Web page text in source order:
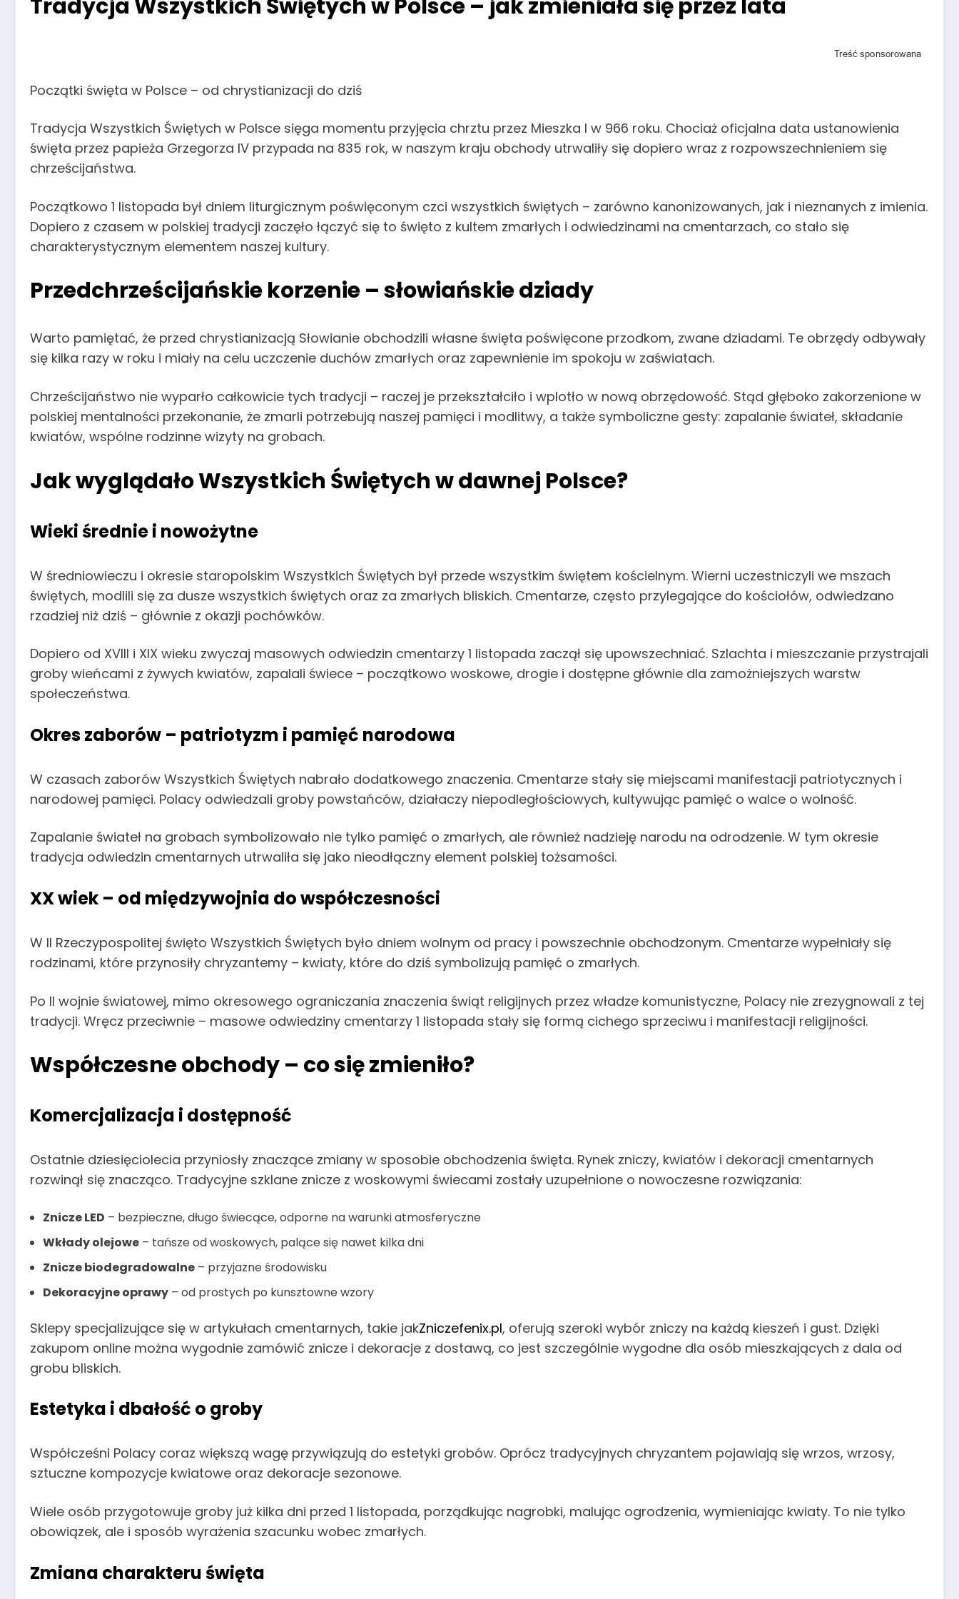
Tradycja Wszystkich Świętych w Polsce – jak zmieniała się przez lata
Początki święta w Polsce – od chrystianizacji do dziś
Tradycja Wszystkich Świętych w Polsce sięga momentu przyjęcia chrztu przez Mieszka I w 966 roku. Chociaż oficjalna data ustanowienia
święta przez papieża Grzegorza IV przypada na 835 rok, w naszym kraju obchody utrwaliły się dopiero wraz z rozpowszechnieniem się
chrześcijaństwa.
Początkowo 1 listopada był dniem liturgicznym poświęconym czci wszystkich świętych – zarówno kanonizowanych, jak i nieznanych z imienia.
Dopiero z czasem w polskiej tradycji zaczęło łączyć się to święto z kultem zmarłych i odwiedzinami na cmentarzach, co stało się
charakterystycznym elementem naszej kultury.
Przedchrześcijańskie korzenie – słowiańskie dziady
Warto pamiętać, że przed chrystianizacją Słowianie obchodzili własne święta poświęcone przodkom, zwane dziadami. Te obrzędy odbywały
się kilka razy w roku i miały na celu uczczenie duchów zmarłych oraz zapewnienie im spokoju w zaświatach.
Chrześcijaństwo nie wyparło całkowicie tych tradycji – raczej je przekształciło i wplotło w nową obrzędowość. Stąd głęboko zakorzenione w
polskiej mentalności przekonanie, że zmarli potrzebują naszej pamięci i modlitwy, a także symboliczne gesty: zapalanie świateł, składanie
kwiatów, wspólne rodzinne wizyty na grobach.
Jak wyglądało Wszystkich Świętych w dawnej Polsce?
Wieki średnie i nowożytne
W średniowieczu i okresie staropolskim Wszystkich Świętych był przede wszystkim świętem kościelnym. Wierni uczestniczyli we mszach
świętych, modlili się za dusze wszystkich świętych oraz za zmarłych bliskich. Cmentarze, często przylegające do kościołów, odwiedzano
rzadziej niż dziś – głównie z okazji pochówków.
Dopiero od XVIII i XIX wieku zwyczaj masowych odwiedzin cmentarzy 1 listopada zaczął się upowszechniać. Szlachta i mieszczanie przystrajali
groby wieńcami z żywych kwiatów, zapalali świece – początkowo woskowe, drogie i dostępne głównie dla zamożniejszych warstw
społeczeństwa.
Okres zaborów – patriotyzm i pamięć narodowa
W czasach zaborów Wszystkich Świętych nabrało dodatkowego znaczenia. Cmentarze stały się miejscami manifestacji patriotycznych i
narodowej pamięci. Polacy odwiedzali groby powstańców, działaczy niepodległościowych, kultywując pamięć o walce o wolność.
Zapalanie świateł na grobach symbolizowało nie tylko pamięć o zmarłych, ale również nadzieję narodu na odrodzenie. W tym okresie
tradycja odwiedzin cmentarnych utrwaliła się jako nieodłączny element polskiej tożsamości.
XX wiek – od międzywojnia do współczesności
W II Rzeczypospolitej święto Wszystkich Świętych było dniem wolnym od pracy i powszechnie obchodzonym. Cmentarze wypełniały się
rodzinami, które przynosiły chryzantemy – kwiaty, które do dziś symbolizują pamięć o zmarłych.
Po II wojnie światowej, mimo okresowego ograniczania znaczenia świąt religijnych przez władze komunistyczne, Polacy nie zrezygnowali z tej
tradycji. Wręcz przeciwnie – masowe odwiedziny cmentarzy 1 listopada stały się formą cichego sprzeciwu i manifestacji religijności.
Współczesne obchody – co się zmieniło?
Komercjalizacja i dostępność
Ostatnie dziesięciolecia przyniosły znaczące zmiany w sposobie obchodzenia święta. Rynek zniczy, kwiatów i dekoracji cmentarnych
rozwinął się znacząco. Tradycyjne szklane znicze z woskowymi świecami zostały uzupełnione o nowoczesne rozwiązania:
Znicze LED – bezpieczne, długo świecące, odporne na warunki atmosferyczne
Wkłady olejowe – tańsze od woskowych, palące się nawet kilka dni
Znicze biodegradowalne – przyjazne środowisku
Dekoracyjne oprawy – od prostych po kunsztowne wzory
Sklepy specjalizujące się w artykułach cmentarnych, takie jakZniczefenix.pl, oferują szeroki wybór zniczy na każdą kieszeń i gust. Dzięki
zakupom online można wygodnie zamówić znicze i dekoracje z dostawą, co jest szczególnie wygodne dla osób mieszkających z dala od
grobu bliskich.
Estetyka i dbałość o groby
Współcześni Polacy coraz większą wagę przywiązują do estetyki grobów. Oprócz tradycyjnych chryzantem pojawiają się wrzos, wrzosy,
sztuczne kompozycje kwiatowe oraz dekoracje sezonowe.
Wiele osób przygotowuje groby już kilka dni przed 1 listopada, porządkując nagrobki, malując ogrodzenia, wymieniając kwiaty. To nie tylko
obowiązek, ale i sposób wyrażenia szacunku wobec zmarłych.
Zmiana charakteru święta